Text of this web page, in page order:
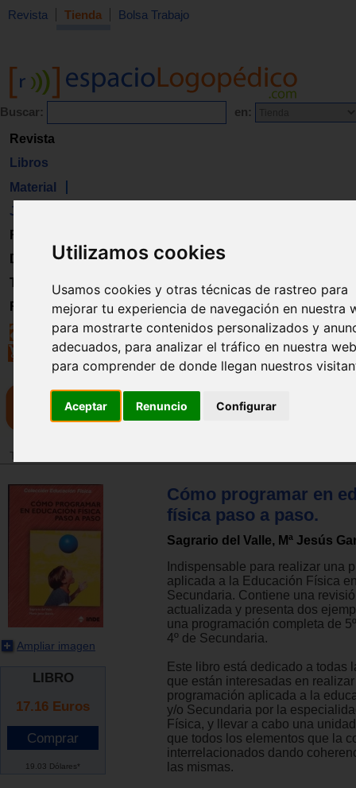
Utilizamos cookies
Usamos cookies y otras técnicas de rastreo para
mejorar tu experiencia de navegación en nuestra
para mostrarte contenidos personalizados y
adecuados, para analizar el tráfico en nuestra
para comprender de donde llegan nuestros
Aceptar Renuncio Configurar
Revista Tienda Bolsa Trabajo
Buscar: en:
Revista
Libros
Material
Juguetes
Formación
Directorio
Trabajo
Registro
Tienda
Ampliar imagen
LIBRO
17.16 Euros
19.03 Dólares*
Cómo programar en
física paso a paso.
Sagrario del Valle, Mª Jesús
Indispensable para realizar una
aplicada a la Educación Física
Secundaria. Contiene una
actualizada y presenta dos
una programación completa de
4º de Secundaria.
Este libro está dedicado a todas
que están interesadas en
programación aplicada a la
y/o Secundaria por la
Física, y llevar a cabo una
que todos los elementos que la
interrelacionados dando
las mismas.